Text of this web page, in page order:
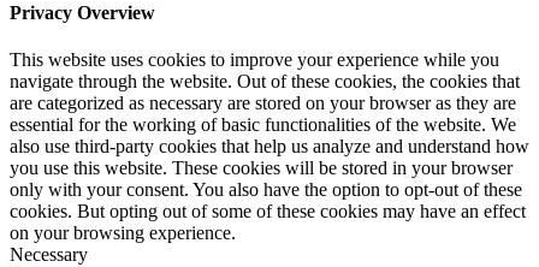
Privacy Overview
This website uses cookies to improve your experience while you
navigate through the website. Out of these cookies, the cookies that
are categorized as necessary are stored on your browser as they are
essential for the working of basic functionalities of the website. We
also use third-party cookies that help us analyze and understand how
you use this website. These cookies will be stored in your browser
only with your consent. You also have the option to opt-out of these
cookies. But opting out of some of these cookies may have an effect
on your browsing experience.
Necessary